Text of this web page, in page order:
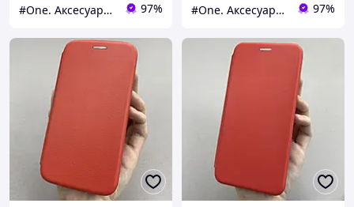
#One. Аксесуари до смартфонів 97% #One. Аксесуари до смартфонів 97%